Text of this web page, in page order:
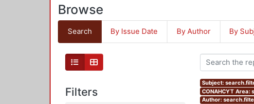
Browse
Search By Issue Date By Author By
Filters
Subject:
CONAHCYT Area:
Author: